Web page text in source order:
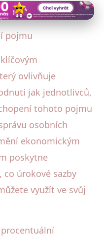
pojmu
pojmu
ovlivňuje
jak jednotlivců,
tohoto pojmu
osobních
ekonomickým
poskytne
úrokové sazby
využít ve svůj
procentuální